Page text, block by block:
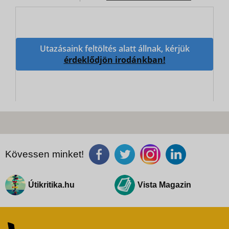
Utazásaink feltöltés alatt állnak, kérjük
érdeklődjön irodánkban!
Kövessen minket!
Útikritika.hu Vista Magazin